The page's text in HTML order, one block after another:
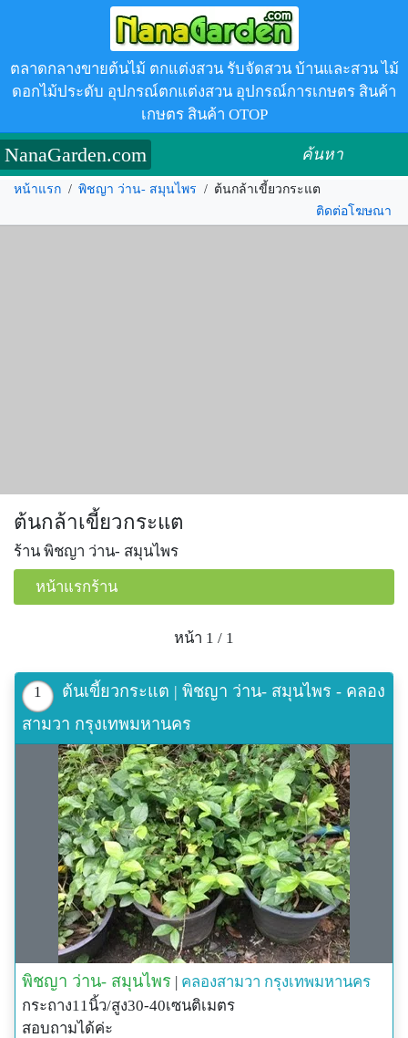
ตลาดกลางขายต้นไม้ ตกแต่งสวน รับจัดสวน บ้านและสวน ไม้
ดอกไม้ประดับ อุปกรณ์ตกแต่งสวน อุปกรณ์การเกษตร สินค้า
เกษตร สินค้า OTOP
NanaGarden.com ค้นหา
หน้าแรก / พิชญา ว่าน- สมุนไพร / ต้นกล้าเขี้ยวกระแต
ติดต่อโฆษณา
ต้นกล้าเขี้ยวกระแต
ร้าน พิชญา ว่าน- สมุนไพร
หน้าแรกร้าน
หน้า 1 / 1
1
ต้นเขี้ยวกระแต | พิชญา ว่าน- สมุนไพร - คลอง
สามวา กรุงเทพมหานคร
พิชญา ว่าน- สมุนไพร | คลองสามวา กรุงเทพมหานคร
กระถาง11นิ้ว/สูง30-40เซนติเมตร
สอบถามได้ค่ะ